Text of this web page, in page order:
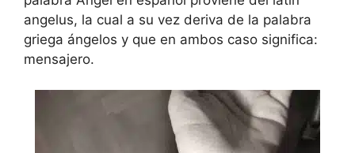
angelus, la cual a su vez deriva de la palabra
griega ángelos y que en ambos caso significa:
mensajero.